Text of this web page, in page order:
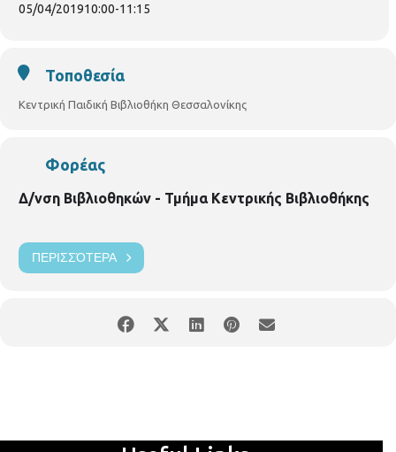
έχουν προσπαθήσει να τα βάλουν με τη γάτα, μα κανένα, μέχρι
Άραγε θα τα καταφέρει;
05/04/201910:00-11:15
Τοποθεσία
Κεντρική Παιδική Βιβλιοθήκη Θεσσαλονίκης
Φορέας
Δ/νση Βιβλιοθηκών - Τμήμα Κεντρικής Βιβλιοθήκης
ΠΕΡΙΣΣΌΤΕΡΑ